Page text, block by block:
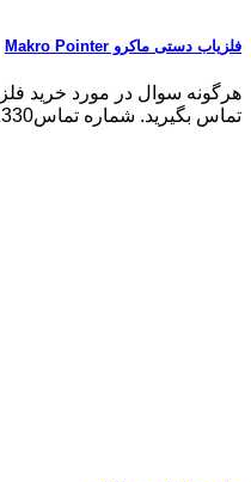
فلزیاب دستی ماکرو Makro Pointer
هرگونه سوال در مورد خرید
تماس بگیرید. شماره تماس09102191330